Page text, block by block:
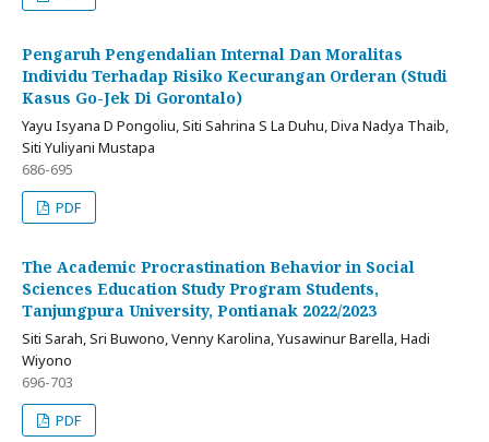
Pengaruh Pengendalian Internal Dan Moralitas
Individu Terhadap Risiko Kecurangan Orderan (Studi
Kasus Go-Jek Di Gorontalo)
Yayu Isyana D Pongoliu, Siti Sahrina S La Duhu, Diva Nadya Thaib,
Siti Yuliyani Mustapa
686-695
PDF
The Academic Procrastination Behavior in Social
Sciences Education Study Program Students,
Tanjungpura University, Pontianak 2022/2023
Siti Sarah, Sri Buwono, Venny Karolina, Yusawinur Barella, Hadi
Wiyono
696-703
PDF